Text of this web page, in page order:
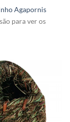
Agapornis
para ver os